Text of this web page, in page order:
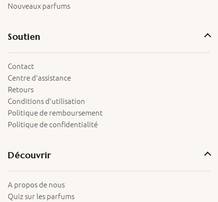
Nouveaux parfums
Soutien
Contact
Centre d'assistance
Retours
Conditions d'utilisation
Politique de remboursement
Politique de confidentialité
Découvrir
A propos de nous
Quiz sur les parfums